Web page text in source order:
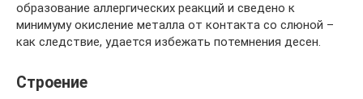
образование аллергических реакций и сведено к
минимуму окисление металла от контакта со слюной –
как следствие, удается избежать потемнения десен.
Строение